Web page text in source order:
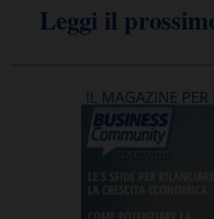
Leggi il